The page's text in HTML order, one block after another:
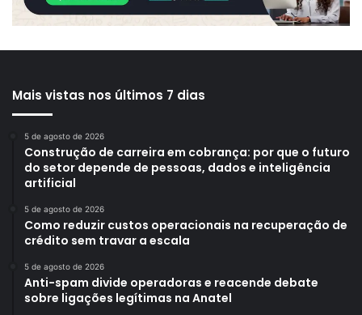
Mais vistas nos últimos 7 dias
5 de agosto de 2026
Construção de carreira em cobrança: por que o futuro
do setor depende de pessoas, dados e inteligência
artificial
5 de agosto de 2026
Como reduzir custos operacionais na recuperação de
crédito sem travar a escala
5 de agosto de 2026
Anti-spam divide operadoras e reacende debate
sobre ligações legítimas na Anatel